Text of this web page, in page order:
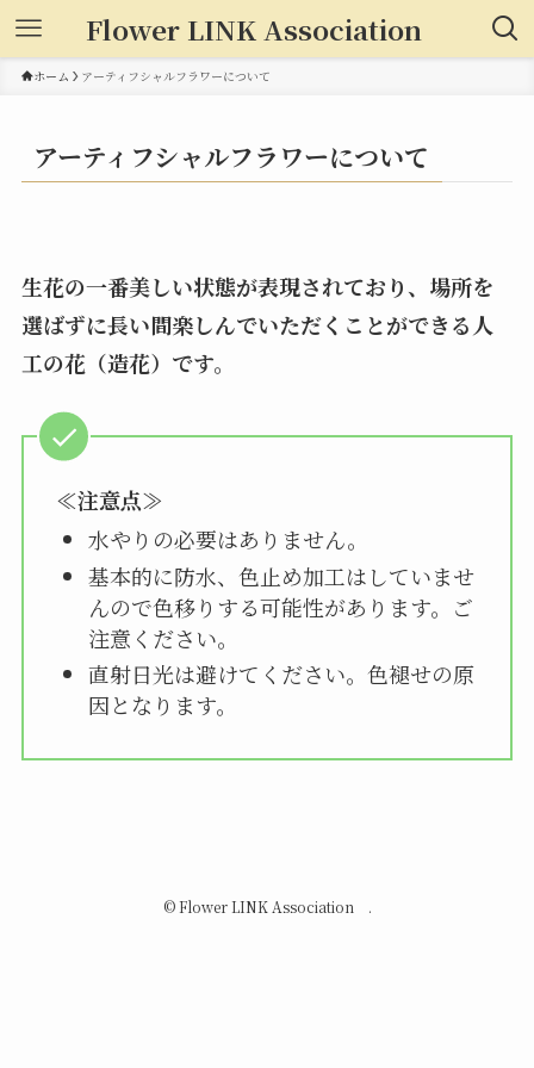
Flower LINK Association
ホーム アーティフシャルフラワーについて
アーティフシャルフラワーについて
生花の一番美しい状態が表現されており、場所を
選ばずに長い間楽しんでいただくことができる人
工の花（造花）です。
≪注意点≫
水やりの必要はありません。
基本的に防水、色止め加工はしていませ
んので色移りする可能性があります。ご
注意ください。
直射日光は避けてください。色褪せの原
因となります。
©Flower LINK Association .